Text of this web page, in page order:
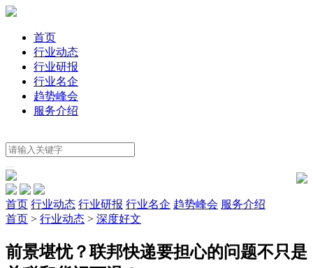
首页
行业动态
行业研报
行业名企
趋势峰会
服务介绍
首页 行业动态 行业研报 行业名企 趋势峰会 服务介绍
首页 > 行业动态 > 深度好文
前景堪忧？联邦快递要担心的问题不只是